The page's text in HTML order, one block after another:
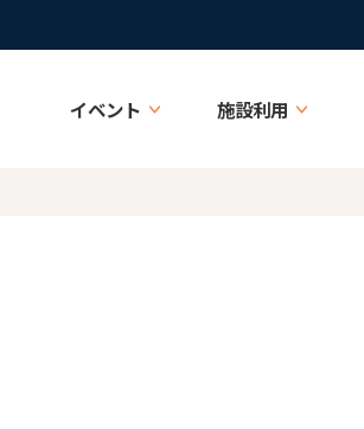
イベント 施設利用